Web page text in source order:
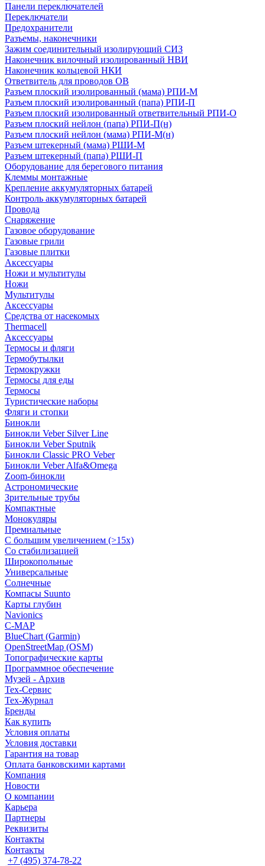
Панели переключателей
Переключатели
Предохранители
Разъемы, наконечники
Зажим соединительный изолирующий СИЗ
Наконечник вилочный изолированный НВИ
Наконечник кольцевой НКИ
Ответвитель для проводов ОВ
Разъем плоский изолированный (мама) РПИ-М
Разъем плоский изолированный (папа) РПИ-П
Разъем плоский изолированный ответвительный РПИ-О
Разъем плоский нейлон (папа) РПИ-П(н)
Разъем плоский нейлон (мама) РПИ-М(н)
Разъем штекерный (мама) РШИ-М
Разъем штекерный (папа) РШИ-П
Оборудование для берегового питания
Клеммы монтажные
Крепление аккумуляторных батарей
Контроль аккумуляторных батарей
Провода
Снаряжение
Газовое оборудование
Газовые грили
Газовые плитки
Аксессуары
Ножи и мультитулы
Ножи
Мультитулы
Аксессуары
Средства от насекомых
Thermacell
Аксессуары
Термосы и фляги
Термобутылки
Термокружки
Термосы для еды
Термосы
Туристические наборы
Фляги и стопки
Бинокли
Бинокли Veber Silver Line
Бинокли Veber Sputnik
Бинокли Classic PRO Veber
Бинокли Veber Alfa&Omega
Zoom-бинокли
Астрономические
Зрительные трубы
Компактные
Монокуляры
Премиальные
С большим увеличением (>15x)
Со стабилизацией
Широкопольные
Универсальные
Солнечные
Компасы Suunto
Карты глубин
Navionics
C-MAP
BlueChart (Garmin)
OpenStreetMap (OSM)
Топографические карты
Программное обеспечение
Музей - Архив
Tex-Сервис
Тех-Журнал
Бренды
Как купить
Условия оплаты
Условия доставки
Гарантия на товар
Оплата банковскими картами
Компания
Новости
О компании
Карьера
Партнеры
Реквизиты
Контакты
Контакты
+7 (495) 374-78-22